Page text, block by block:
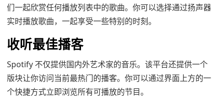
们一起欣赏任何播放列表中的歌曲。你可以选择通过扬声器
实时播放歌曲，一起享受一些特别的时刻。
收听最佳播客
Spotify 不仅提供国内外艺术家的音乐。该平台还提供一个
版块让你访问当前最热门的播客。你可以通过界面上方的一
个快捷方式立即浏览所有可播放的节目。